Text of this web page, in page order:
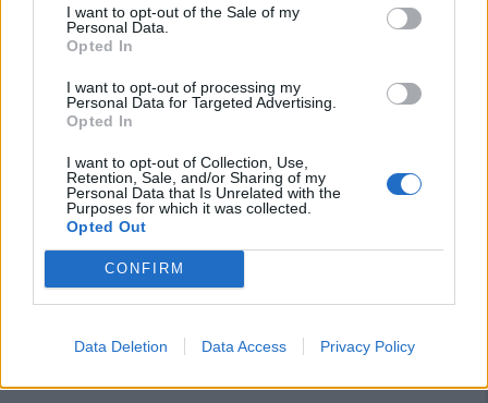
I want to opt-out of the Sale of my
Personal Data.
Opted In
I want to opt-out of processing my
Personal Data for Targeted Advertising.
Opted In
I want to opt-out of Collection, Use,
Retention, Sale, and/or Sharing of my
Personal Data that Is Unrelated with the
Purposes for which it was collected.
Opted Out
CONFIRM
Data Deletion Data Access Privacy Policy
Carlucci, Bevilacqua, Solinas, Souare e Galic
7 Ago 2026